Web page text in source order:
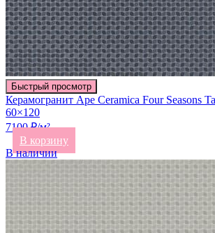
Быстрый просмотр
Керамогранит Ape Ceramica Four Seasons
60×120
7100 ₽/м²
В корзину
В наличии